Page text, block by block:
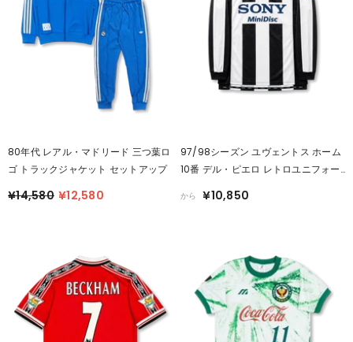
80年代 レアル・マドリード 三つ葉ロ
ゴ トラックジャケット セットアップ
¥14,580 ¥12,580
97/98シーズン ユヴェントス ホーム
10番 デル・ピエロ レトロユニフォー
から ¥10,850